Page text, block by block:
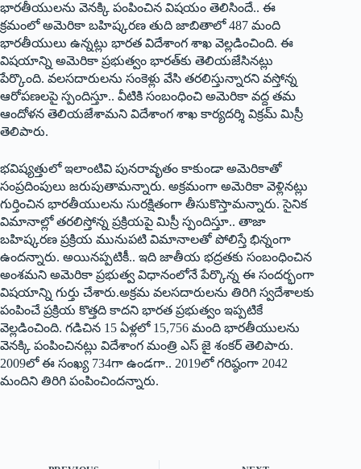
భారతీయులను వెనక్కి పంపించిన విషయం తెలిసిందే.. ఈ
క్రమంలో అమెరికా బహిష్కరణ తుది జాబితాలో 487 మంది
భారతీయులు ఉన్నట్లు భారత విదేశాంగ శాఖ వెల్లడించింది. ఈ
విషయాన్ని అమెరికా ప్రభుత్వం భారత్‌కు తెలియజేసినట్లు
పేర్కొంది. వలసదారులను సంకెళ్లు వేసి తరలిస్తున్నారని వస్తోన్న
ఆరోపణలపై స్పందిస్తూ.. వీటికి సంబంధించి అమెరికా వద్ద తమ
ఆందోళన తెలియజేశామని విదేశాంగ శాఖ కార్యదర్శి విక్రమ్‌ ‌మిస్రీ
తెలిపారు.
భవిష్యత్తులో ఇలాంటివి పునరావృతం కాకుండా అమెరికాతో
సంప్రదింపులు జరుపుతామన్నారు. అక్రమంగా అమెరికా వెళ్లినట్లు
గుర్తించిన భారతీయులను సురక్షితంగా తీసుకొస్తామన్నారు. సైనిక
విమానాల్లో తరలిస్తోన్న ప్రక్రియపై మిస్రీ స్పందిస్తూ.. తాజా
బహిష్కరణ ప్రక్రియ మునుపటి విమానాలతో పోలిస్తే భిన్నంగా
ఉందన్నారు. అయినప్పటికీ.. ఇది జాతీయ భద్రతకు సంబంధించిన
అంశమని అమెరికా ప్రభుత్వ విధానంలోనే పేర్కొన్న ఈ సందర్భంగా
విషయాన్ని గుర్తు చేశారు.అక్రమ వలసదారులను తిరిగి స్వదేశాలకు
పంపించే ప్రక్రియ కొత్తది కాదని భారత ప్రభుత్వం ఇప్పటికే
వెల్లడించింది. గడిచిన 15 ఏళ్లలో 15,756 మంది భారతీయులను
వెనక్కి పంపించినట్లు విదేశాంగ మంత్రి ఎస్‌ ‌జై శంకర్‌ ‌తెలిపారు.
2009లో ఈ సంఖ్య 734గా ఉండగా.. 2019లో గరిష్ఠంగా 2042
మందిని తిరిగి పంపించిందన్నారు.